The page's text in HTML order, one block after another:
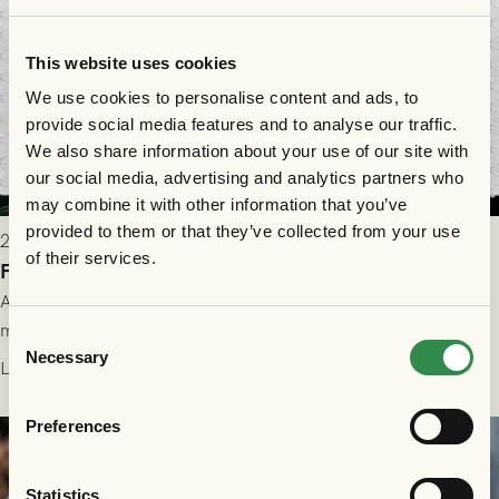
This website uses cookies
We use cookies to personalise content and ads, to
provide social media features and to analyse our traffic.
We also share information about your use of our site with
our social media, advertising and analytics partners who
may combine it with other information that you’ve
provided to them or that they’ve collected from your use
of their services.
Consent
Selection
Necessary
Preferences
Statistics
2026-07-28 17:36
FC Nordsjælland borta: Biljettuthämtning
All information om hur du byter ditt värdebevis mot
matchbiljett på plats i Danmark, samt vad som gäller för dig
som står på reservlista eller fått förhinder.
Läs mer